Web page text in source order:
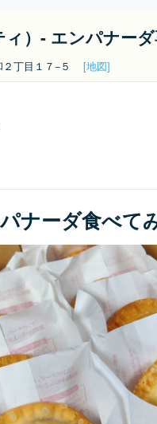
）- エンパナー
２丁目１７−５ [地図]
ナーダ食べて